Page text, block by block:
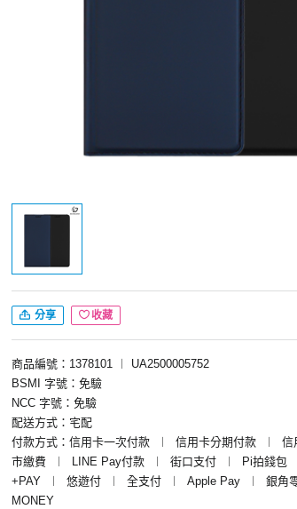
分享 收藏
商品編號：1378101 ︱
UA2500005752
BSMI 字號：免驗
NCC 字號：免驗
配送方式：宅配
付款方式：信用卡一次付款
︱ 信用卡分期付款 ︱ 信
市繳費
︱ LINE Pay付款 ︱ 街口支付 ︱ Pi拍錢包
+PAY
︱ 悠遊付 ︱ 全支付 ︱ Apple Pay ︱ 銀角
MONEY